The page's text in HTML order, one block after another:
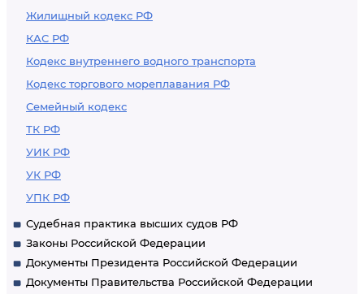
Жилищный кодекс РФ
КАС РФ
Кодекс внутреннего водного транспорта
Кодекс торгового мореплавания РФ
Семейный кодекс
ТК РФ
УИК РФ
УК РФ
УПК РФ
Судебная практика высших судов РФ
Законы Российской Федерации
Документы Президента Российской Федерации
Документы Правительства Российской Федерации